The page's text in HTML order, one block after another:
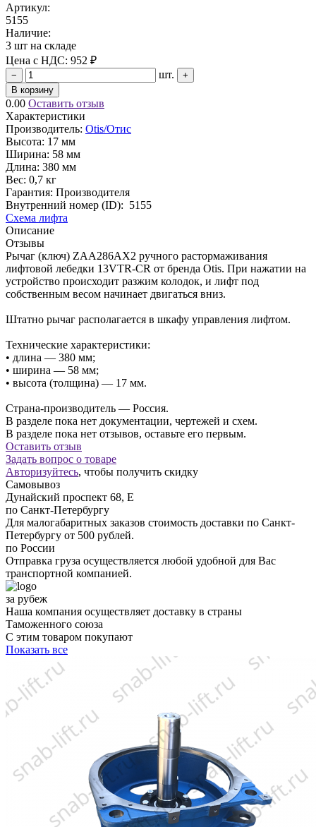
Артикул:
5155
Наличие:
3 шт на складе
Цена с НДС: 952 ₽
− шт.
+
В корзину
0.00 Оставить отзыв
Характеристики
Производитель: Otis/Отис
Высота: 17 мм
Ширина: 58 мм
Длина: 380 мм
Вес: 0,7 кг
Гарантия: Производителя
Внутренний номер (ID): 5155
Схема лифта
Описание
Отзывы
Рычаг (ключ) ZAA286AX2 ручного растормаживания
лифтовой лебедки 13VTR-CR от бренда Otis. При нажатии на
устройство происходит разжим колодок, и лифт под
собственным весом начинает двигаться вниз.
Штатно рычаг располагается в шкафу управления лифтом.
Технические характеристики:
• длина — 380 мм;
• ширина — 58 мм;
• высота (толщина) — 17 мм.
Страна-производитель — Россия.
В разделе пока нет документации, чертежей и схем.
В разделе пока нет отзывов, оставьте его первым.
Оставить отзыв
Задать вопрос о товаре
Авторизуйтесь, чтобы получить скидку
Самовывоз
Дунайский проспект 68, Е
по Санкт-Петербургу
Для малогабаритных заказов стоимость доставки по Санкт-
Петербургу от 500 рублей.
по России
Отправка груза осуществляется любой удобной для Вас
транспортной компанией.
за рубеж
Наша компания осуществляет доставку в страны
Таможенного союза
С этим товаром покупают
Показать все